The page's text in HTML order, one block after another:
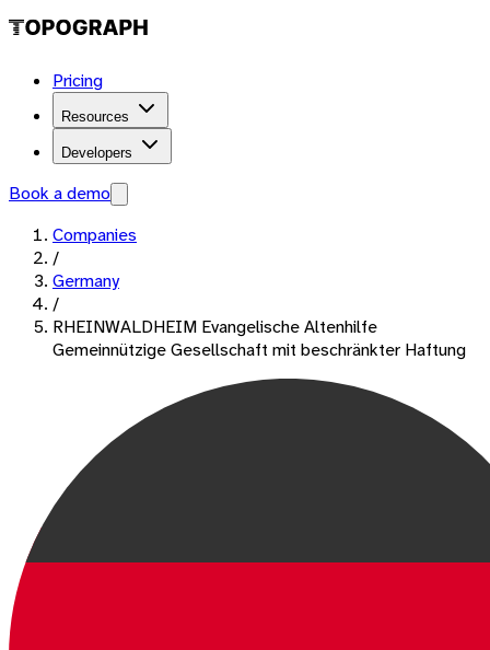
Pricing
Resources
Developers
Book a demo
Companies
/
Germany
/
RHEINWALDHEIM Evangelische Altenhilfe
Gemeinnützige Gesellschaft mit beschränkter Haftung